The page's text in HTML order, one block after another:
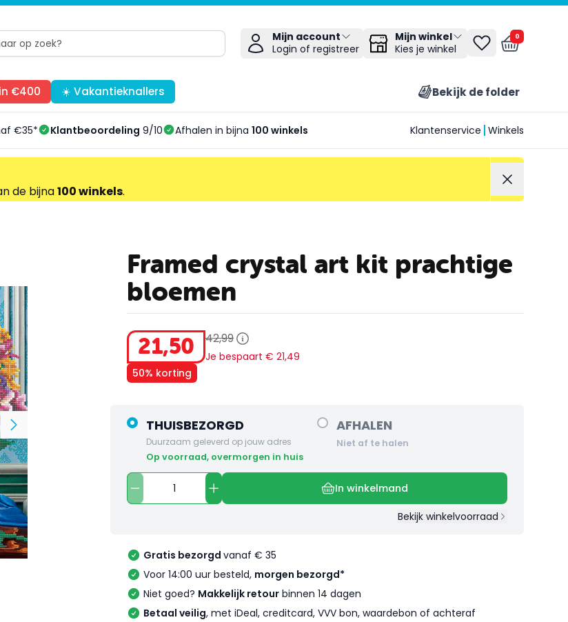
Mijn account
Login of registreer
Mijn winkel
Kies je winkel
0
€400 ☀️ Vakantieknallers Bekijk de folder
€35* Klantbeoordeling 9/10 Afhalen in bijna 100 winkels Klantenservice Winkels
de bijna100 winkels.
Framed crystal art kit prachtige
bloemen
21,50 42,99
Je bespaart € 21,49
50% korting
THUISBEZORGD
Duurzaam geleverd op jouw adres
op voorraad, overmorgen in huis
AFHALEN
Niet af te halen
In winkelmand
Bekijk winkelvoorraad
Gratis bezorgd vanaf € 35
Voor 14:00 uur besteld, morgen bezorgd*
Niet goed? Makkelijk retour binnen 14 dagen
Betaal veilig, met iDeal, creditcard, VVV bon, waardebon of achteraf